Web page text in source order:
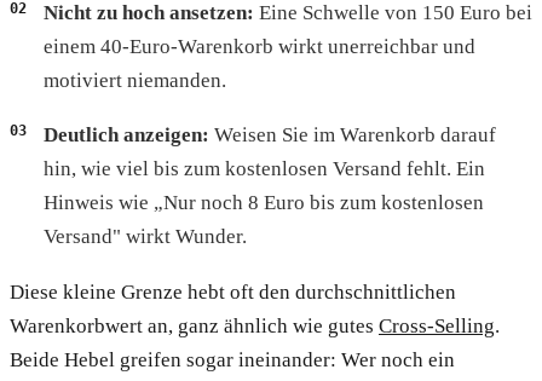
Nicht zu hoch ansetzen: Eine Schwelle von 150 Euro bei
einem 40-Euro-Warenkorb wirkt unerreichbar und
motiviert niemanden.
Deutlich anzeigen: Weisen Sie im Warenkorb darauf
hin, wie viel bis zum kostenlosen Versand fehlt. Ein
Hinweis wie „Nur noch 8 Euro bis zum kostenlosen
Versand" wirkt Wunder.
Diese kleine Grenze hebt oft den durchschnittlichen
Warenkorbwert an, ganz ähnlich wie gutes Cross-Selling.
Beide Hebel greifen sogar ineinander: Wer noch ein